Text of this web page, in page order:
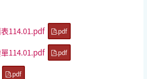
114.01.pdf .pdf
114.01.pdf .pdf
.pdf